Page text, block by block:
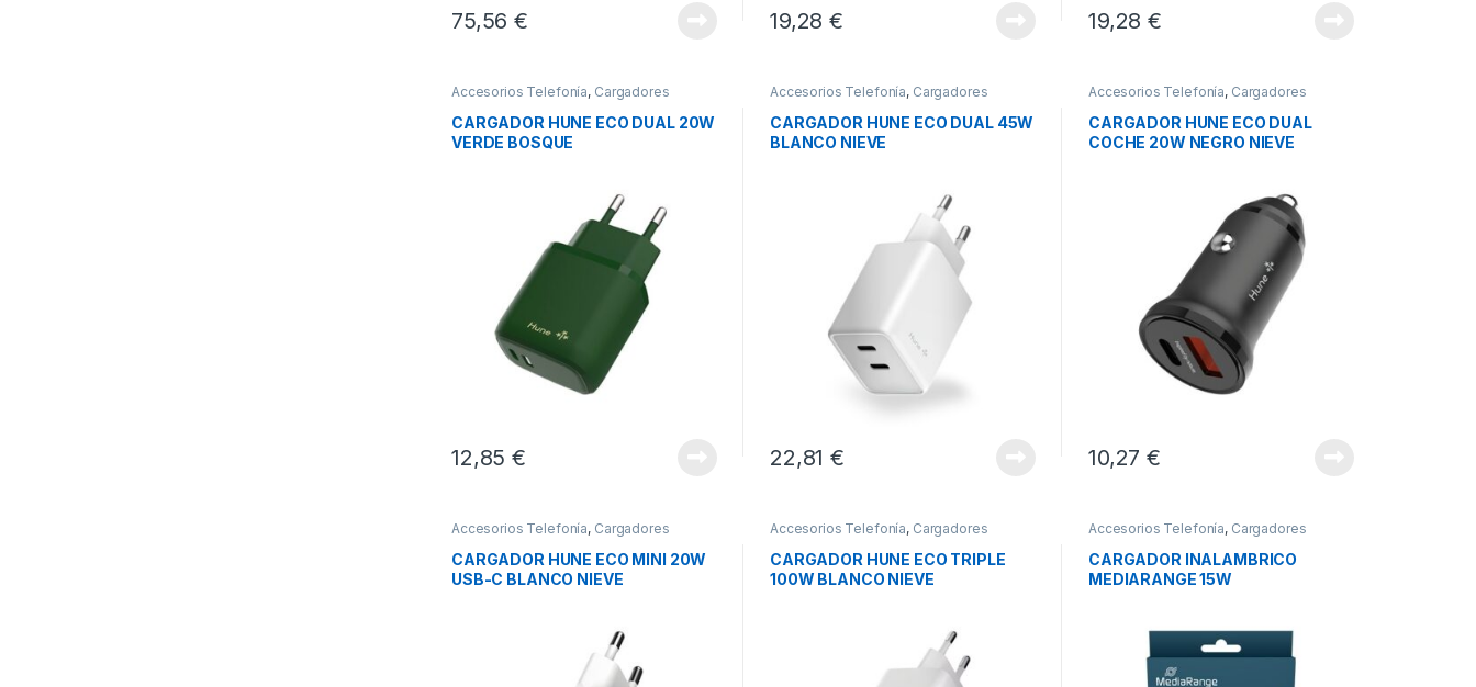
75,56€ 19,28€ 19,28€
Accesorios Telefonía, Cargadores
CARGADOR HUNE ECO DUAL 20W
VERDE BOSQUE
12,85€
Accesorios Telefonía, Cargadores
CARGADOR HUNE ECO DUAL 45W
BLANCO NIEVE
22,81€
Accesorios Telefonía, Cargadores
CARGADOR HUNE ECO DUAL
COCHE 20W NEGRO NIEVE
10,27€
Accesorios Telefonía, Cargadores
CARGADOR HUNE ECO MINI 20W
USB-C BLANCO NIEVE
Accesorios Telefonía, Cargadores
CARGADOR HUNE ECO TRIPLE
100W BLANCO NIEVE
Accesorios Telefonía, Cargadores
CARGADOR INALAMBRICO
MEDIARANGE 15W